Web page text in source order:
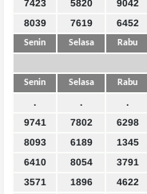
7423 5820 9042
8039
7619 6452
Senin Selasa Rabu
Senin Selasa Rabu
. . .
9741
7802 6298
8093
6189 1345
6410
8054 3791
3571
1896 4622